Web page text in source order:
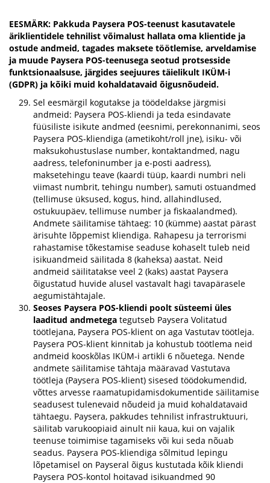
EESMÄRK: Pakkuda Paysera POS-teenust kasutavatele
äriklientidele tehnilist võimalust hallata oma klientide ja
ostude andmeid, tagades maksete töötlemise, arveldamise
ja muude Paysera POS-teenusega seotud protsesside
funktsionaalsuse, järgides seejuures täielikult IKÜM-i
(GDPR) ja kõiki muid kohaldatavaid õigusnõudeid.
Sel eesmärgil kogutakse ja töödeldakse järgmisi
andmeid: Paysera POS-kliendi ja teda esindavate
füüsiliste isikute andmed (eesnimi, perekonnanimi, seos
Paysera POS-kliendiga (ametikoht/roll jne), isiku- või
maksukohustuslase number, kontaktandmed, nagu
aadress, telefoninumber ja e-posti aadress),
maksetehingu teave (kaardi tüüp, kaardi numbri neli
viimast numbrit, tehingu number), samuti ostuandmed
(tellimuse üksused, kogus, hind, allahindlused,
ostukuupäev, tellimuse number ja fiskaalandmed).
Andmete säilitamise tähtaeg: 10 (kümme) aastat pärast
ärisuhte lõppemist kliendiga. Rahapesu ja terrorismi
rahastamise tõkestamise seaduse kohaselt tuleb neid
isikuandmeid säilitada 8 (kaheksa) aastat. Neid
andmeid säilitatakse veel 2 (kaks) aastat Paysera
õigustatud huvide alusel vastavalt hagi tavapärasele
aegumistähtajale.
Seoses Paysera POS-kliendi poolt süsteemi üles
laaditud andmetega tegutseb Paysera Volitatud
töötlejana, Paysera POS-klient on aga Vastutav töötleja.
Paysera POS-klient kinnitab ja kohustub töötlema neid
andmeid kooskõlas IKÜM-i artikli 6 nõuetega. Nende
andmete säilitamise tähtaja määravad Vastutava
töötleja (Paysera POS-klient) sisesed töödokumendid,
võttes arvesse raamatupidamisdokumentide säilitamise
seadusest tulenevaid nõudeid ja muid kohaldatavaid
tähtaegu. Paysera, pakkudes tehnilist infrastruktuuri,
säilitab varukoopiaid ainult nii kaua, kui on vajalik
teenuse toimimise tagamiseks või kui seda nõuab
seadus. Paysera POS-kliendiga sõlmitud lepingu
lõpetamisel on Payseral õigus kustutada kõik kliendi
Paysera POS-kontol hoitavad isikuandmed 90